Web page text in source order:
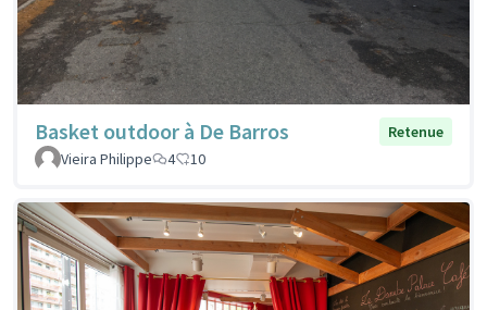
Basket outdoor à De Barros
Retenue
Vieira Philippe
4 10